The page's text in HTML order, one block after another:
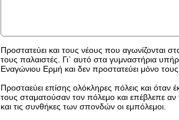
Προστατεύει και τους νέους που αγωνίζονται
τους παλαιστές. Γι` αυτό στα γυμναστήρια
Εναγώνιου Ερμή και δεν προστατεύει μόνο
Προσταεύει επίσης ολόκληρες πόλεις και όταν
τους σταματούσαν τον πόλεμο και επέβλεπε
και τις συνθήκες των σπονδών οι εμπόλεμοι.